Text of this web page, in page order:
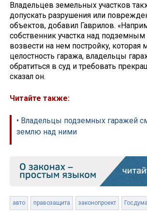
Владельцев земельных участков
допускать разрушения или
объектов, добавил Гаврилов.
собственник участка над
возвести на нем постройку, которая
целостность гаража, владельцы
обратиться в суд и требовать
сказал он.
Читайте также:
• Владельцы подземных гаражей
землю над ними
авто правозащита законопроект Госдума